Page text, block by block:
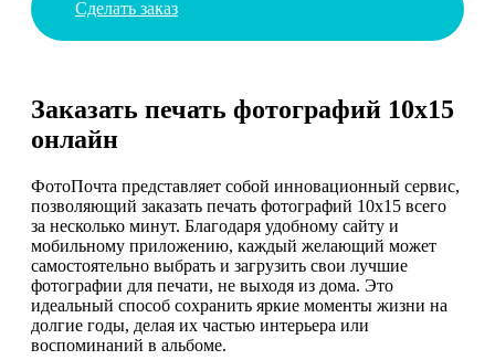
Сделать заказ
Заказать печать фотографий 10х15
онлайн
ФотоПочта представляет собой инновационный сервис,
позволяющий заказать печать фотографий 10х15 всего
за несколько минут. Благодаря удобному сайту и
мобильному приложению, каждый желающий может
самостоятельно выбрать и загрузить свои лучшие
фотографии для печати, не выходя из дома. Это
идеальный способ сохранить яркие моменты жизни на
долгие годы, делая их частью интерьера или
воспоминаний в альбоме.